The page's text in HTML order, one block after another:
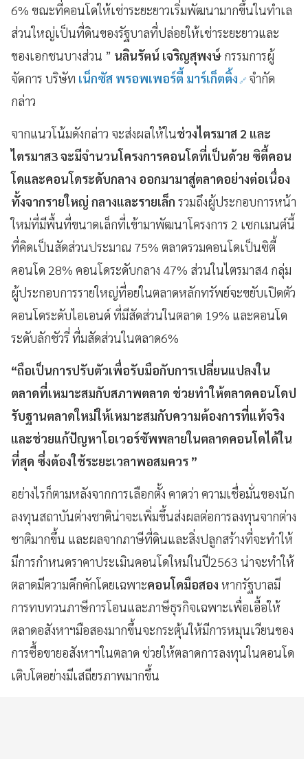
6% ขณะที่คอนโดให้เช่าระยะยาวเริ่มพัฒนามากขึ้นในทำเล
ส่วนใหญ่เป็นที่ดินของรัฐบาลที่ปล่อยให้เช่าระยะยาวและ
ของเอกชนบางส่วน ” นลินรัตน์ เจริญสุพงษ์ กรรมการผู้
จัดการ บริษัท เน็กซัส พรอพเพอร์ตี้ มาร์เก็ตติ้ง จำกัด
กล่าว
จากแนวโน้มดังกล่าว จะส่งผลให้ในช่วงไตรมาส 2 และ
ไตรมาส3จะมีจำนวนโครงการคอนโดที่เป็นด้วย ซิตี้คอน
โดและคอนโดระดับกลาง ออกมามาสู่ตลาดอย่างต่อเนื่อง
ทั้งจากรายใหญ่ กลางและรายเล็ก รวมถึงผู้ประกอบการหน้า
ใหม่ที่มีพื้นที่ขนาดเล็กที่เข้ามาพัฒนาโครงการ 2 เซกเมนต์นี้
ที่คิดเป็นสัดส่วนประมาณ 75% ตลาดรวมคอนโดเป็นซิตี้
คอนโด 28% คอนโดระดับกลาง 47% ส่วนในไตรมาส4 กลุ่ม
ผู้ประกอบการรายใหญ่ที่อย่ในตลาดหลักทรัพย์จะขยับเปิดตัว
คอนโดระดับไอเอนด์ ที่มีสัดส่วนในตลาด 19% และคอนโด
ระดับลักชัวรี่ ที่มสัดส่วนในตลาด6%
“ถือเป็นการปรับตัวเพื่อรับมือกับการเปลี่ยนแปลงใน
ตลาดที่เหมาะสมกับสภาพตลาด ช่วยทำให้ตลาดคอนโดป
รับฐานตลาดใหม่ให้เหมาะสมกับความต้องการที่แท้จริง
และช่วยแก้ปัญหาโอเวอร์ซัพพลายในตลาดคอนโดได้ใน
ที่สุด ซึ่งต้องใช้ระยะเวลาพอสมควร ”
อย่างไรก็ตามหลังจากการเลือกตั้ง คาดว่า ความเชื่อมั่นของนัก
ลงทุนสถาบันต่างชาติน่าจะเพิ่มขึ้นส่งผลต่อการลงทุนจากต่าง
ชาติมากขึ้น และผลจากภาษีที่ดินและสิ่งปลูกสร้างที่จะทำให้
มีการกำหนดราคาประเมินคอนโดใหม่ในปี2563 น่าจะทำให้
ตลาดมีความคึกคักโดยเฉพาะคอนโดมือสอง หากรัฐบาลมี
การทบทวนภาษีการโอนและภาษีธุรกิจเฉพาะเพื่อเอื้อให้
ตลาดอสังหาฯมือสองมากขึ้นจะกระตุ้นให้มีการหมุนเวียนของ
การซื้อขายอสังหาฯในตลาด ช่วยให้ตลาดการลงทุนในคอนโด
เติบโตอย่างมีเสถียรภาพมากขึ้น